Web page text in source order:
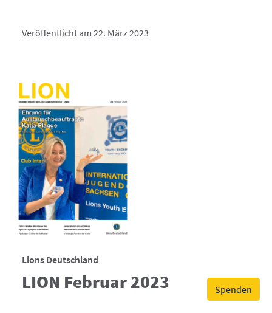
Spenden
Veröffentlicht am 22. März 2023
Lions Deutschland
LION Februar 2023